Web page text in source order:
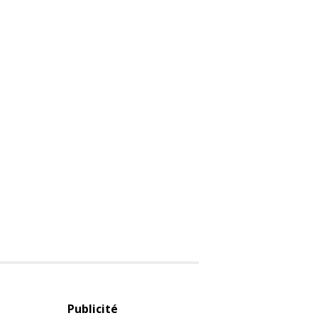
Publicité